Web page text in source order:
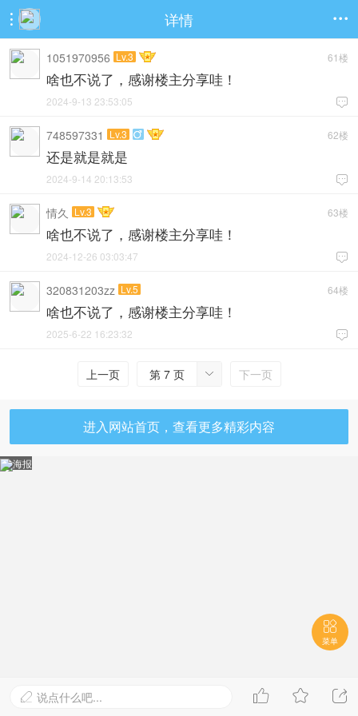
 详情 
61楼
1051970956 Lv.3
啥也不说了，感谢楼主分享哇！

2024-9-13 23:53:05
62楼
748597331 Lv.3 
还是就是就是

2024-9-14 20:13:53
63楼
情久 Lv.3
啥也不说了，感谢楼主分享哇！

2024-12-26 03:03:47
64楼
320831203zz Lv.5
啥也不说了，感谢楼主分享哇！

2025-6-22 16:23:32
上一页 
第 7 页 下一页
进入网站首页，查看更多精彩内容
海报

菜单



 说点什么吧...